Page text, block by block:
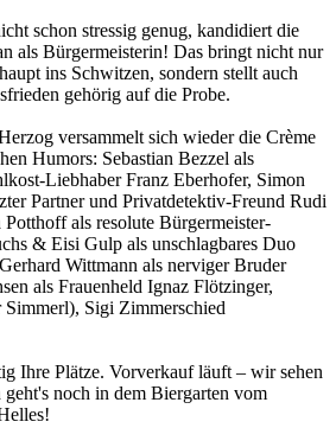
schon stressig genug, kandidiert die
als Bürgermeisterin! Das bringt nicht nur
ins Schwitzen, sondern stellt auch
gehörig auf die Probe.
versammelt sich wieder die Crème
Humors: Sebastian Bezzel als
Liebhaber Franz Eberhofer, Simon
Partner und Privatdetektiv-Freund Rudi
als resolute Bürgermeister-
& Eisi Gulp als unschlagbares Duo
Wittmann als nerviger Bruder
als Frauenheld Ignaz Flötzinger,
Sigi Zimmerschied
Ihre Plätze. Vorverkauf läuft – wir sehen
noch in dem Biergarten vom